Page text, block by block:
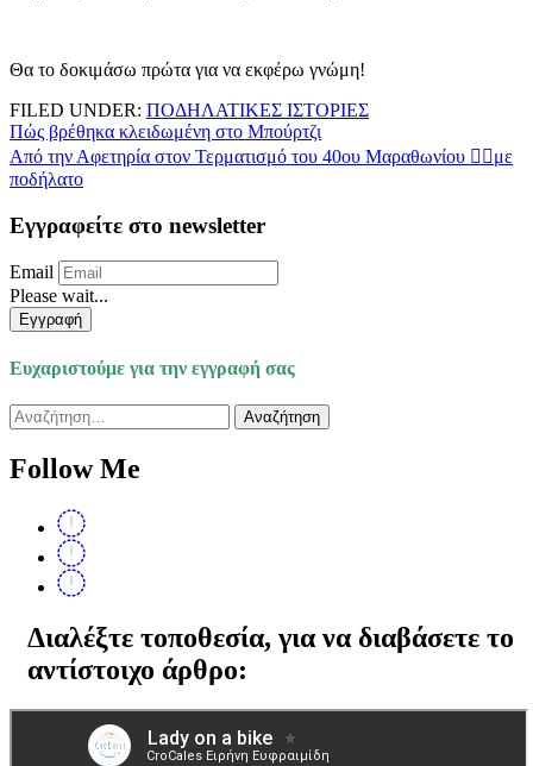
Θα το δοκιμάσω πρώτα για να εκφέρω γνώμη!
FILED UNDER: ΠΟΔΗΛΑΤΙΚΕΣ ΙΣΤΟΡΙΕΣ
Πλοήγηση
άρθρων
Πώς βρέθηκα κλειδωμένη στο Μπούρτζι
Από την Αφετηρία στον Τερματισμό του 40ου Μαραθωνίου 🚴‍♂️με
ποδήλατο
Εγγραφείτε στο newsletter
Email
Please wait...
Εγγραφή
Ευχαριστούμε για την εγγραφή σας
Αναζήτηση
για:
Follow Me
Διαλέξτε τοποθεσία, για να διαβάσετε το
αντίστοιχο άρθρο: